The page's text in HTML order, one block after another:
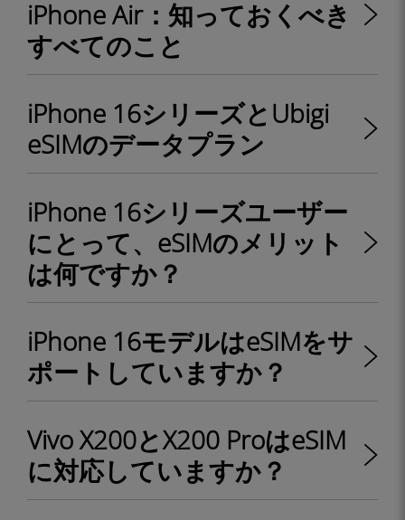
iPhone Air：知っておくべき
すべてのこと
iPhone 16シリーズとUbigi
eSIMのデータプラン
iPhone 16シリーズユーザー
にとって、eSIMのメリット
は何ですか？
iPhone 16モデルはeSIMをサ
ポートしていますか？
Vivo X200とX200 ProはeSIM
に対応していますか？